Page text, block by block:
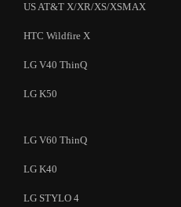
US AT&T X/XR/XS/XSMAX
HTC Wildfire X
LG V40 ThinQ
LG K50
LG V60 ThinQ
LG K40
LG STYLO 4